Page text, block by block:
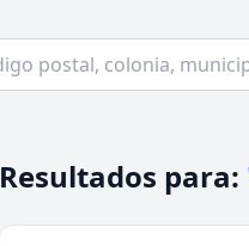
Resultados para: